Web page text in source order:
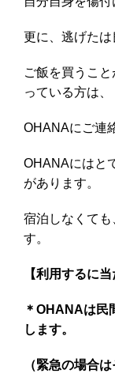
更に、逃げたは
ご飯を買うこ
っている方は、
OHANAにご連
OHANAにはと
があります。
宿泊しなくて
す。
【利用するに当
＊OHANAは民
します。
（緊急の場合